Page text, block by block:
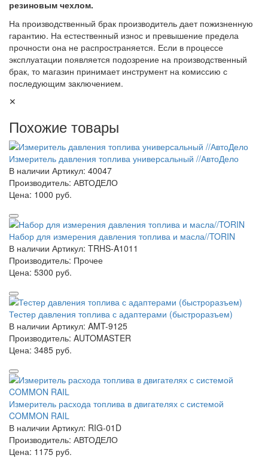
резиновым чехлом.
На производственный брак производитель дает пожизненную
гарантию. На естественный износ и превышение предела
прочности она не распространяется. Если в процессе
эксплуатации появляется подозрение на производственный
брак, то магазин принимает инструмент на комиссию с
последующим заключением.
✕
Похожие товары
Измеритель давления топлива универсальный //АвтоДело
В наличии Артикул: 40047
Производитель: АВТОДЕЛО
Цена: 1000 руб.
Набор для измерения давления топлива и масла//TORIN
В наличии Артикул: TRHS-A1011
Производитель: Прочее
Цена: 5300 руб.
Тестер давления топлива с адаптерами (быстроразъем)
В наличии Артикул: AMT-9125
Производитель: AUTOMASTER
Цена: 3485 руб.
Измеритель расхода топлива в двигателях с системой
COMMON RAIL
В наличии Артикул: RIG-01D
Производитель: АВТОДЕЛО
Цена: 1175 руб.